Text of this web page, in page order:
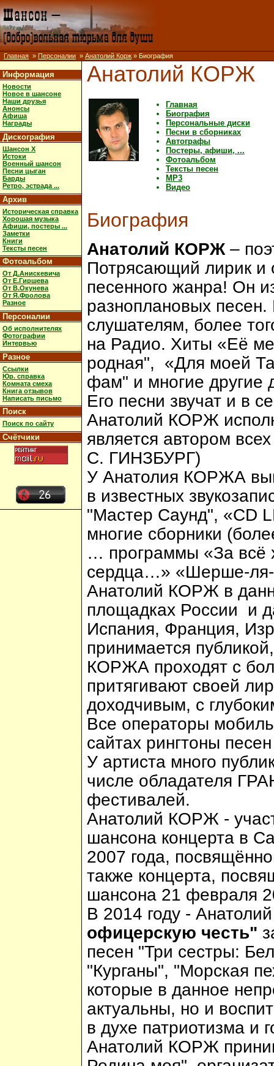
Главная » Персоналии » Анатолий Корж » Биография
Информация
Новости
Новое в шансоне
Наши друзья
Анонсы
Афиша
Награды
Дискография
Шансон X
Истоки
Военный шансон
Песни цыган
Барды
Ретро, эстрада ...
Архив
Историческая справка
Хорошая музыка
Афиши, постеры ...
Заметки
Книги
Тексты песен
Фотоальбом
От Д.Анискевича
От Е.Гиршева
От В.Окунева
От Я.Фролова
Разное
Персоналии
Об исполнителях
Фотографии
Интервью
Разное
Ссылки
Юр. справка
Комната смеха
Книга отзывов
Написать письмо
Поиск
Поиск по сайту
Счётчики
Анатолий КОРЖ
Главная
Биография
Персональные диски
Песни в сборниках
Автографы
Постеры, афиши, ...
Фотоальбом
Тексты песен
MP3
Видео
Биография
Анатолий КОРЖ–
Потрясающий лирик и
песенного жанра! Он
разноплановых
слушателям, более
на Радио. Хиты «Её
родная", «Для моей
фам" и многие другие
Его песни звучат и в
Анатолий КОРЖ
является автором
С. ГИНЗБУРГ)
У Анатолия КОРЖА
в известных
"Мастер Саунд", «CD
многие сборники
… программы «За
сердца…» «Шерше-ля-
Анатолий КОРЖ в
площадках России и
Испания, Франция,
принимается
КОРЖА проходят с
притягивают своей
доходчивым, с
Все операторы
сайтах рингтоны
У артиста много
числе обладателя
фестивалей.
Анатолий КОРЖ -
шансона концерта в
2007 года,
также концерта,
шансона 21 февраля
В 2014 году -
офицерскую честь"
песен "Три сестры:
"Курганы", "Морская
которые в данное
актуальны, но и
в духе патриотизма и
Анатолий КОРЖ